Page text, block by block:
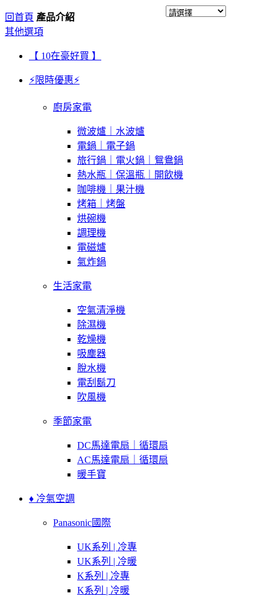
回首頁 產品介紹
其他選項
【 10在豪好買 】
⚡限時優惠⚡
廚房家電
微波爐｜水波爐
電鍋｜電子鍋
旅行鍋｜電火鍋｜鴛鴦鍋
熱水瓶｜保溫瓶｜開飲機
咖啡機｜果汁機
烤箱｜烤盤
烘碗機
調理機
電磁爐
氣炸鍋
生活家電
空氣清淨機
除濕機
乾燥機
吸塵器
脫水機
電刮鬍刀
吹風機
季節家電
DC馬達電扇｜循環扇
AC馬達電扇｜循環扇
暖手寶
♦ 冷氣空調
Panasonic國際
UK系列 | 冷專
UK系列 | 冷暖
K系列 | 冷專
K系列 | 冷暖